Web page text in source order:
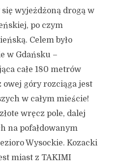
wyjeżdżoną drogą w
po czym
Celem było
w Gdańsku –
całe 180 metrów
owej góry rozciąga jest
w całym mieście!
wręcz pole, dalej
na pofałdowanym
Wysockie. Kozacki
miast z TAKIMI